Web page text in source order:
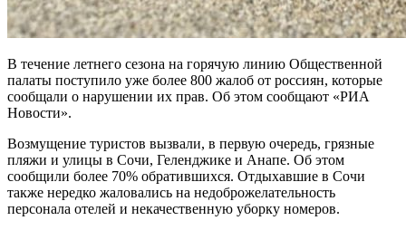
В течение летнего сезона на горячую линию Общественной
палаты поступило уже более 800 жалоб от россиян, которые
сообщали о нарушении их прав. Об этом сообщают «РИА
Новости».
Возмущение туристов вызвали, в первую очередь, грязные
пляжи и улицы в Сочи, Геленджике и Анапе. Об этом
сообщили более 70% обратившихся. Отдыхавшие в Сочи
также нередко жаловались на недоброжелательность
персонала отелей и некачественную уборку номеров.